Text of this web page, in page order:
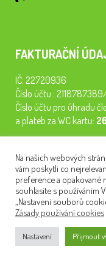
FAKTURAČNÍ
IČ: 22720936
Číslo účtu.:
Číslo účtu pro úhradu
a plateb za WC kartu:
semináře, konferenci,
tiskneme odborné
NEWSLETTER
Na našich webových
vám poskytli co
preference a opakované
souhlasíte s používáním
„Nastavení souborů
Zásady používání cookies
Nastavení Přijmout